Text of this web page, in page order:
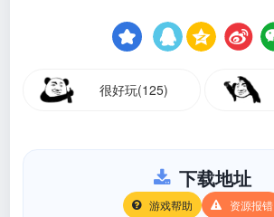
很好玩(125)
下载地址
游戏帮助 资源报错